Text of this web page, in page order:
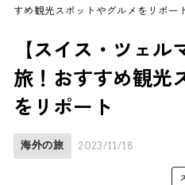
すめ観光スポットやグルメをリポー
【スイス・ツェ
旅！おすすめ観光
をリポート
海外の旅 2023/11/18